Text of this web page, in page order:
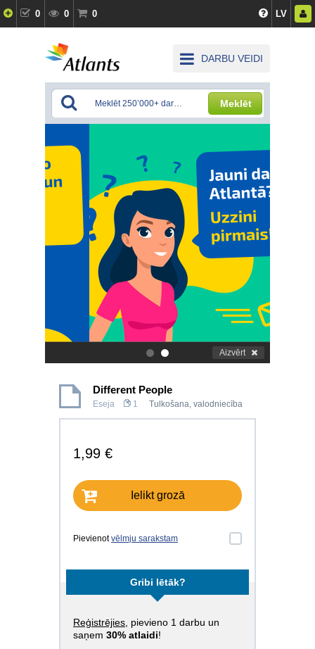
0 0 0 LV
DARBU VEIDI
Meklēt
. Aizvērt
Different People
Eseja 1 Tulkošana, valodniecība
1,99 €
Ielikt grozā
Pievienotvēlmju sarakstam
Gribi lētāk?
Reģistrējies , pievieno 1 darbu un
saņem 30% atlaidi!